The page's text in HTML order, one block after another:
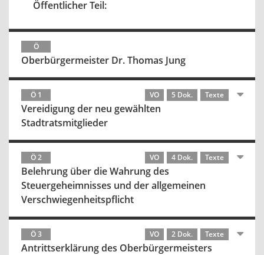
Öffentlicher Teil:
Ö
Oberbürgermeister Dr. Thomas Jung
Ö 1 VO 5 Dok. Texte
Vereidigung der neu gewählten
Stadtratsmitglieder
Ö 2 VO 4 Dok. Texte
Belehrung über die Wahrung des
Steuergeheimnisses und der allgemeinen
Verschwiegenheitspflicht
Ö 3 VO 2 Dok. Texte
Antrittserklärung des Oberbürgermeisters